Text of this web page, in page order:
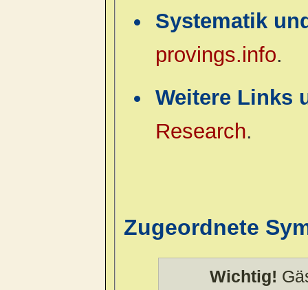
Systematik
provings.info.
Weitere Links
Research.
Zugeordnete
Wichtig!